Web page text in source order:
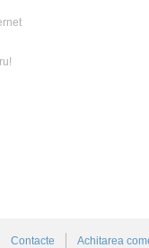
Contacte Achitarea